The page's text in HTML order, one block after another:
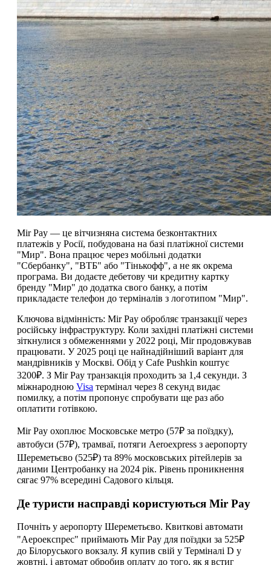
Mir Pay — це вітчизняна система безконтактних
платежів у Росії, побудована на базі платіжної системи
"Мир". Вона працює через мобільні додатки
"Сбербанку", "ВТБ" або "Тінькофф", а не як окрема
програма. Ви додаєте дебетову чи кредитну картку
бренду "Мир" до додатка свого банку, а потім
прикладаєте телефон до терміналів з логотипом "Мир".
Ключова відмінність: Mir Pay обробляє транзакції через
російську інфраструктуру. Коли західні платіжні системи
зіткнулися з обмеженнями у 2022 році, Mir продовжував
працювати. У 2025 році це найнадійніший варіант для
мандрівників у Москві. Обід у Cafe Pushkin коштує
3200₽. З Mir Pay транзакція проходить за 1,4 секунди. З
міжнародною Visa термінал через 8 секунд видає
помилку, а потім пропонує спробувати ще раз або
оплатити готівкою.
Mir Pay охоплює Московське метро (57₽ за поїздку),
автобуси (57₽), трамваї, потяги Aeroexpress з аеропорту
Шереметьєво (525₽) та 89% московських рітейлерів за
даними Центробанку на 2024 рік. Рівень проникнення
сягає 97% всередині Садового кільця.
Де туристи насправді користуються Mir Pay
Почніть у аеропорту Шереметьєво. Квиткові автомати
"Аероекспрес" приймають Mir Pay для поїздки за 525₽
до Білоруського вокзалу. Я купив свій у Терміналі D у
жовтні, і автомат обробив оплату до того, як я встиг